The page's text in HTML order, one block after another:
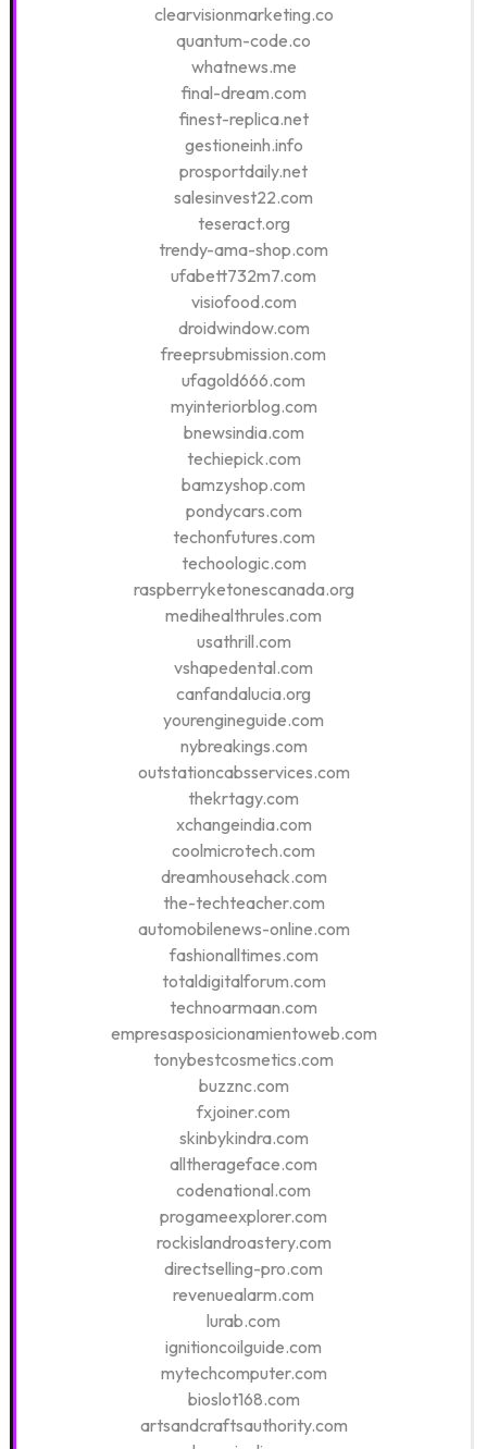
clearvisionmarketing.co
quantum-code.co
whatnews.me
final-dream.com
finest-replica.net
gestioneinh.info
prosportdaily.net
salesinvest22.com
teseract.org
trendy-ama-shop.com
ufabett732m7.com
visiofood.com
droidwindow.com
freeprsubmission.com
ufagold666.com
myinteriorblog.com
bnewsindia.com
techiepick.com
bamzyshop.com
pondycars.com
techonfutures.com
techoologic.com
raspberryketonescanada.org
medihealthrules.com
usathrill.com
vshapedental.com
canfandalucia.org
yourengineguide.com
nybreakings.com
outstationcabsservices.com
thekrtagy.com
xchangeindia.com
coolmicrotech.com
dreamhousehack.com
the-techteacher.com
automobilenews-online.com
fashionalltimes.com
totaldigitalforum.com
technoarmaan.com
empresasposicionamientoweb.com
tonybestcosmetics.com
buzznc.com
fxjoiner.com
skinbykindra.com
alltherageface.com
codenational.com
progameexplorer.com
rockislandroastery.com
directselling-pro.com
revenuealarm.com
lurab.com
ignitioncoilguide.com
mytechcomputer.com
bioslot168.com
artsandcraftsauthority.com